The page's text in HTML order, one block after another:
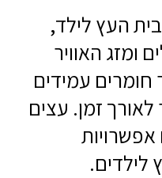
העץ לילד,
ומזג האוויר
עמידים
לאורך זמן. עצים
אפשרויות
לילדים.